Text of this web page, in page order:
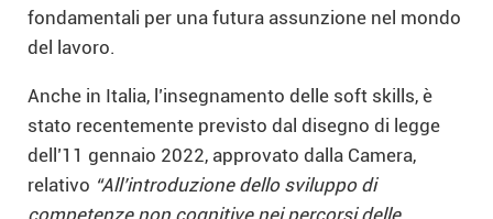
fondamentali per una futura assunzione nel mondo
del lavoro.
Anche in Italia, l’insegnamento delle soft skills, è
stato recentemente previsto dal disegno di legge
dell’11 gennaio 2022, approvato dalla Camera,
relativo “All’introduzione dello sviluppo di
competenze non cognitive nei percorsi delle